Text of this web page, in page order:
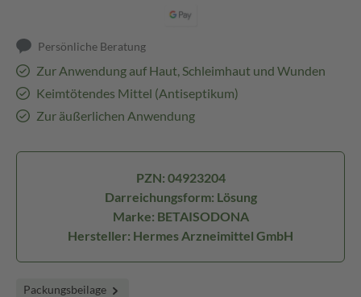
Persönliche Beratung
Zur Anwendung auf Haut, Schleimhaut und Wunden
Keimtötendes Mittel (Antiseptikum)
Zur äußerlichen Anwendung
PZN: 04923204
Darreichungsform: Lösung
Marke: BETAISODONA
Hersteller: Hermes Arzneimittel GmbH
Packungsbeilage